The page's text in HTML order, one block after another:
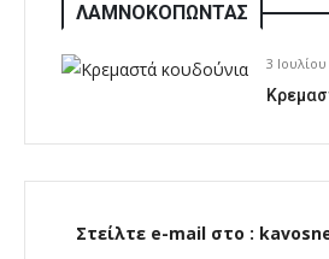
ΛΑΜΝΟΚΟΠΩΝΤΑΣ
3
Στείλτε e-mail στο :